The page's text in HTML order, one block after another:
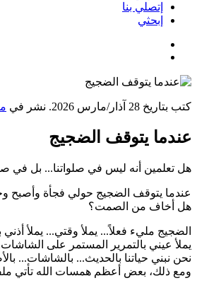
إتصلي بنا
إبحثي
كتب بتاريخ 28 آذار/مارس 2026 . نشر في
عندما يتوقف الضجيج
هل تعلمين أنه ليس في صلواتنا... بل في
عندما يتوقف الضجيج حولي فجأة
هل أخاف من الصمت؟
الضجيج مليء فعلاً... يملأ وقتي... يملأ أذني
يملأ عيني بالتمرير المستمر على
نحن نبني حياتنا بالحديث... بالشاشات...
ومع ذلك، بعض أعظم همسات الله تأتي